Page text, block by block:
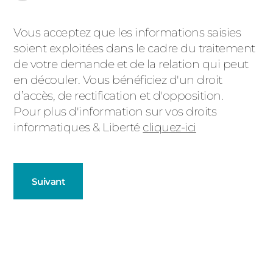
Message
d'état
Vous acceptez que les informations saisies
soient exploitées dans le cadre du traitement
de votre demande et de la relation qui peut
en découler. Vous bénéficiez d'un droit
d’accès, de rectification et d'opposition.
Pour plus d'information sur vos droits
informatiques & Liberté cliquez-ici
Suivant